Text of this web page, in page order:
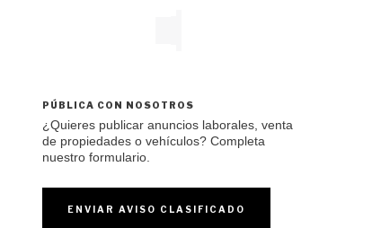
PÚBLICA CON NOSOTROS
¿Quieres publicar anuncios laborales, venta
de propiedades o vehículos? Completa
nuestro formulario.
ENVIAR AVISO CLASIFICADO